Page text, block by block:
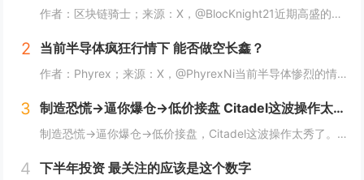
作者：区块链骑士；来源：X，@BlocKnight21近期高盛的一纸清算通知，让Strategy再次被推上了风口浪尖。7月29日到期的挂钩Strategy股票的结构性债券，每1000美元投资仅能收回约217美元，亏损近80%。而问题出在一个...
2 当前半导体疯狂行情下 能否做空长鑫？
作者：Phyrex；来源：X，@PhyrexNi当前半导体惨烈的情况下，我是不是可以做空长鑫？我个人的看法，当前长鑫的估值已经高到我想开始做空了，但上市初期的筹码结构仍然对空头非常不友好。我个人打算先多观察几天，尤其是过了上市前五个无涨跌幅...
3 制造恐慌→逼你爆仓→低价接盘 Citadel这波操作太秀了
制造恐慌→逼你爆仓→低价接盘，Citadel这波操作太秀了。Citadel这波操作，真的秀。“AI股神”Leopold Aschenbrenner的基金Situational Awareness，上半年回报439%，规模一度冲到450亿美元...
4 下半年投资 最关注的应该是这个数字